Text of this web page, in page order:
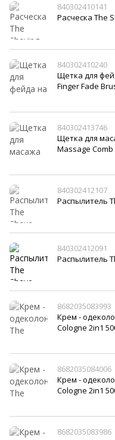
840302410141
Расческа The
840302410240
Щетка для
Finger Fade
840302413746
Щетка для
Massage Comb
840302412107
Распылитель
840302412091
Распылитель
8682035083993
Крем -
Cologne 2in1
8682035084006
Крем -
Cologne 2in1
8682035083986